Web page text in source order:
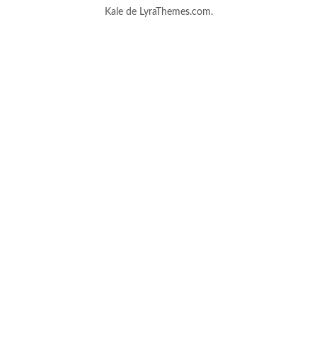
Kalede LyraThemes.com.